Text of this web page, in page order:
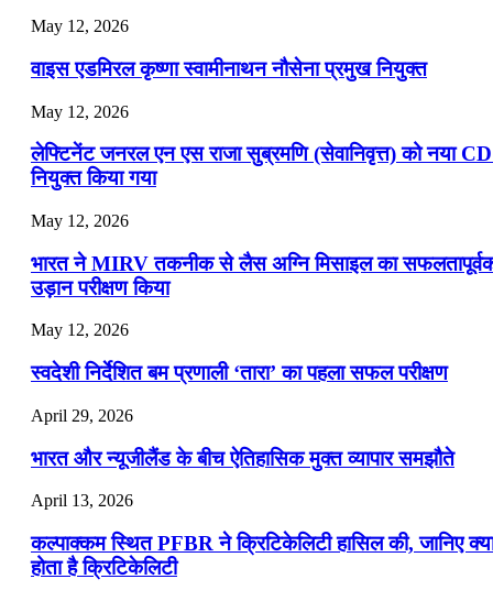
May 12, 2026
वाइस एडमिरल कृष्णा स्वामीनाथन नौसेना प्रमुख नियुक्त
May 12, 2026
लेफ्टिनेंट जनरल एन एस राजा सुब्रमणि (सेवानिवृत्त) को नया
नियुक्त किया गया
May 12, 2026
भारत ने MIRV तकनीक से लैस अग्नि मिसाइल का
उड़ान परीक्षण किया
May 12, 2026
स्वदेशी निर्देशित बम प्रणाली ‘तारा’ का पहला सफल परीक्षण
April 29, 2026
भारत और न्यूजीलैंड के बीच ऐतिहासिक मुक्त व्यापार समझौते
April 13, 2026
कल्पाक्कम स्थित PFBR ने क्रिटिकेलिटी हासिल की, जानिए
होता है क्रिटिकेलिटी